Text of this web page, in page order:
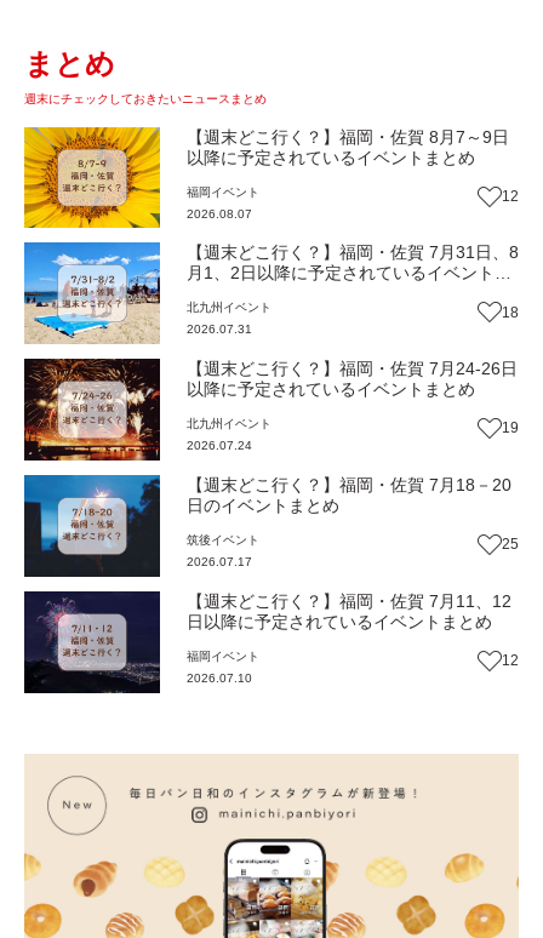
まとめ
週末にチェックしておきたいニュースまとめ
【週末どこ行く？】福岡・佐賀 8月7～9日
以降に予定されているイベントまとめ
福岡 イベント
2026.08.07
12
【週末どこ行く？】福岡・佐賀 7月31日、8
月1、2日以降に予定されているイベントま
北九州 イベント
2026.07.31
18
【週末どこ行く？】福岡・佐賀 7月24-26日
以降に予定されているイベントまとめ
北九州 イベント
2026.07.24
19
【週末どこ行く？】福岡・佐賀 7月18－20
日のイベントまとめ
筑後イベント
2026.07.17
25
【週末どこ行く？】福岡・佐賀 7月11、12
日以降に予定されているイベントまとめ
福岡 イベント
2026.07.10
12